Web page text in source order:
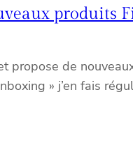
produits
propose de
» j’en fais